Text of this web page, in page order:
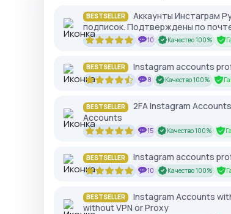
BESTSELLER
Аккаунты Инстаграм
подписок. Подтверждены по
10 Качество 100%
BESTSELLER Instagram accounts
8 Качество 100%
BESTSELLER
2FA Instagram
Accounts
15 Качество 100%
BESTSELLER Instagram accounts
10 Качество 100%
BESTSELLER
Instagram Accounts
without VPN or Proxy